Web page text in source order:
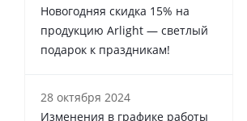
Новогодняя скидка 15% на
продукцию Arlight — светлый
подарок к праздникам!
28 октября 2024
Изменения в графике работы